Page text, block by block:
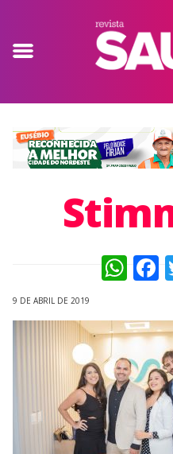
9 DE ABRIL DE 2019